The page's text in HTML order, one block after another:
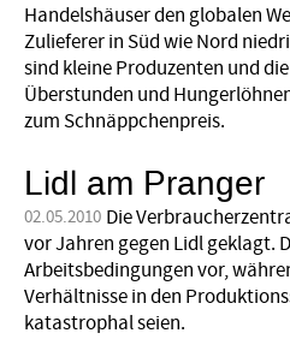
Handelshäuser den globalen
Zulieferer in Süd wie Nord
sind kleine Produzenten und
Überstunden und
zum Schnäppchenpreis.
Lidl am Pranger
02.05.2010 Die
vor Jahren gegen Lidl geklagt.
Arbeitsbedingungen vor,
Verhältnisse in den
katastrophal seien.